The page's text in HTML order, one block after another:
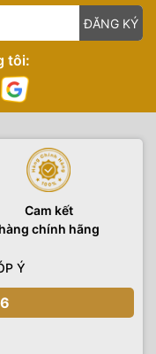
ĐĂNG KÝ
tôi:
Cam kết
hàng chính hãng
Ý